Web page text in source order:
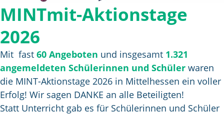
MINTmit-Aktionstage
2026
Mit fast 60 Angeboten und insgesamt 1.321
angemeldeten Schülerinnen und Schüler waren
die MINT-Aktionstage 2026 in Mittelhessen ein voller
Erfolg! Wir sagen DANKE an alle Beteiligten!
Statt Unterricht gab es für Schülerinnen und Schüler